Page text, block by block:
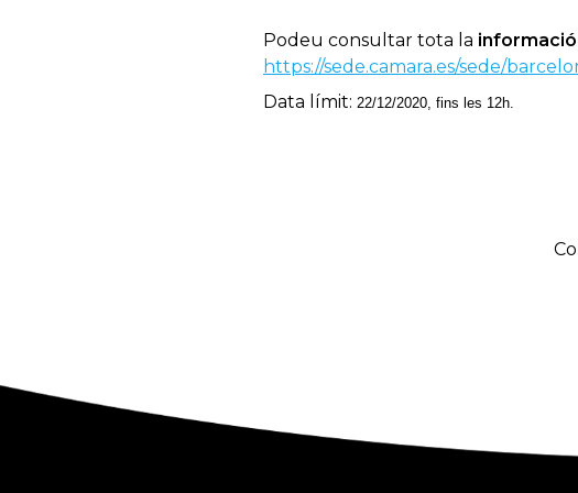
Podeu consultar tota la
https://sede.camara.es/sede/
Data límit: 22/12/2020, fins les 12h.